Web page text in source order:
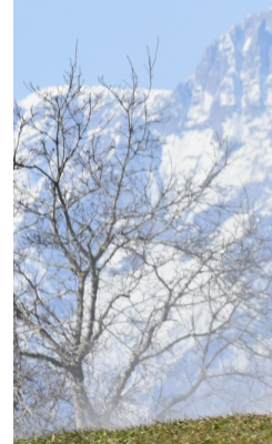
VIDEOS
Videoarchiv
KONTAKT
Kontakt
Impressum
ORM
ARC